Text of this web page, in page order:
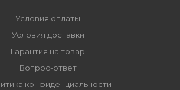
Условия оплаты
Условия доставки
Гарантия на товар
Вопрос-ответ
конфиденциальности